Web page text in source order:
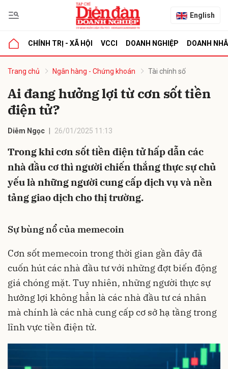
English
CHÍNH TRỊ - XÃ HỘI VCCI DOANH NGHIỆP DOANH
Trang chủ Ngân hàng - Chứng khoán Tài chính số
Ai đang hưởng lợi từ cơn sốt tiền
điện tử?
Diễm Ngọc 26/01/2025 11:13
Trong khi cơn sốt tiền điện tử hấp dẫn các
nhà đầu cơ thì người chiến thắng thực sự chủ
yếu là những người cung cấp dịch vụ và nền
tảng giao dịch cho thị trường.
Sự bùng nổ của memecoin
Cơn sốt memecoin trong thời gian gần đây đã
cuốn hút các nhà đầu tư với những đợt biến động
giá chóng mặt. Tuy nhiên, những người thực sự
hưởng lợi không hẳn là các nhà đầu tư cá nhân
mà chính là các nhà cung cấp cơ sở hạ tầng trong
lĩnh vực tiền điện tử.
luận
Hủy